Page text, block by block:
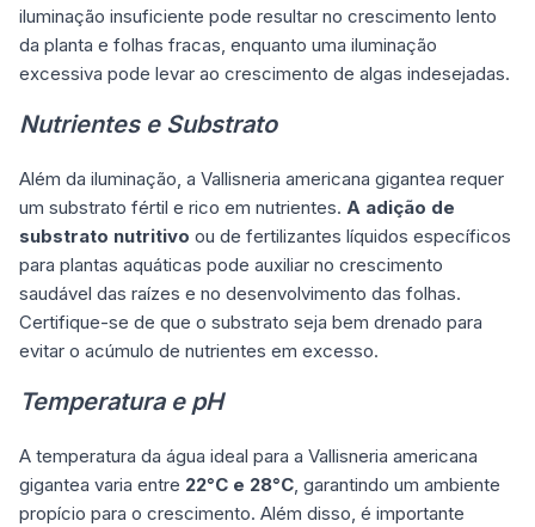
iluminação insuficiente pode resultar no crescimento lento
da planta e folhas fracas, enquanto uma iluminação
excessiva pode levar ao crescimento de algas indesejadas.
Nutrientes e Substrato
Além da iluminação, a Vallisneria americana gigantea requer
um substrato fértil e rico em nutrientes. A adição de
substrato nutritivo ou de fertilizantes líquidos específicos
para plantas aquáticas pode auxiliar no crescimento
saudável das raízes e no desenvolvimento das folhas.
Certifique-se de que o substrato seja bem drenado para
evitar o acúmulo de nutrientes em excesso.
Temperatura e pH
A temperatura da água ideal para a Vallisneria americana
gigantea varia entre 22°C e 28°C, garantindo um ambiente
propício para o crescimento. Além disso, é importante